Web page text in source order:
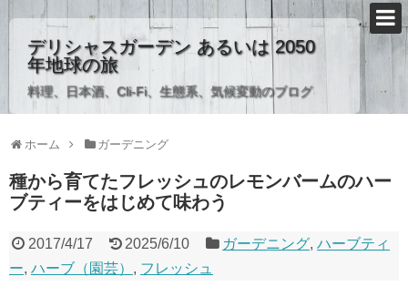
デリシャスガーデン あるいは 2050
年地球の旅
料理、日本酒、Cli-Fi、生態系、気候変動のブログ
ホーム ガーデニング
種から育てたフレッシュのレモンバームのハー
ブティーをはじめて味わう
2017/4/17 2025/6/10 ガーデニング,ハーブティ
ー, ハーブ（園芸） , フレッシュ